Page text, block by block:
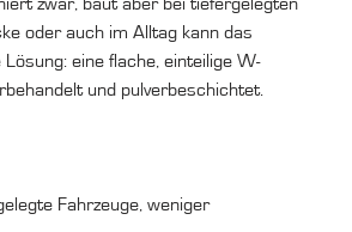
oder auch im Alltag kann das
eine flache, einteilige W-
und pulverbeschichtet.
Fahrzeuge, weniger